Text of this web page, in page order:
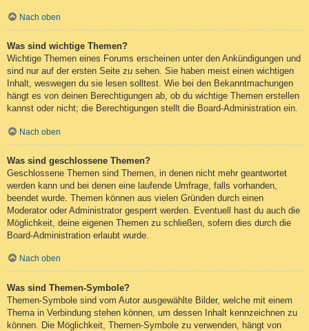
Nach oben
Was sind wichtige Themen?
Wichtige Themen eines Forums erscheinen unter den Ankündigungen und
sind nur auf der ersten Seite zu sehen. Sie haben meist einen wichtigen
Inhalt, weswegen du sie lesen solltest. Wie bei den Bekanntmachungen
hängt es von deinen Berechtigungen ab, ob du wichtige Themen erstellen
kannst oder nicht; die Berechtigungen stellt die Board-Administration ein.
Nach oben
Was sind geschlossene Themen?
Geschlossene Themen sind Themen, in denen nicht mehr geantwortet
werden kann und bei denen eine laufende Umfrage, falls vorhanden,
beendet wurde. Themen können aus vielen Gründen durch einen
Moderator oder Administrator gesperrt werden. Eventuell hast du auch die
Möglichkeit, deine eigenen Themen zu schließen, sofern dies durch die
Board-Administration erlaubt wurde.
Nach oben
Was sind Themen-Symbole?
Themen-Symbole sind vom Autor ausgewählte Bilder, welche mit einem
Thema in Verbindung stehen können, um dessen Inhalt kennzeichnen zu
können. Die Möglichkeit, Themen-Symbole zu verwenden, hängt von